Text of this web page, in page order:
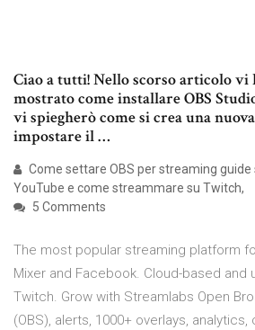
Ciao a tutti! Nello scorso articolo vi
mostrato come installare OBS
vi spiegherò come si crea una
impostare il …
Come settare OBS per streaming
YouTube e come streammare su Twitch,
5 Comments
The most popular streaming platform
Mixer and Facebook. Cloud-based and
Twitch. Grow with Streamlabs Open
(OBS), alerts, 1000+ overlays,